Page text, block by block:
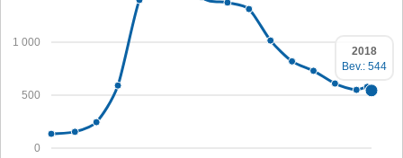
0
500
1 000
2018
Bev.: 544